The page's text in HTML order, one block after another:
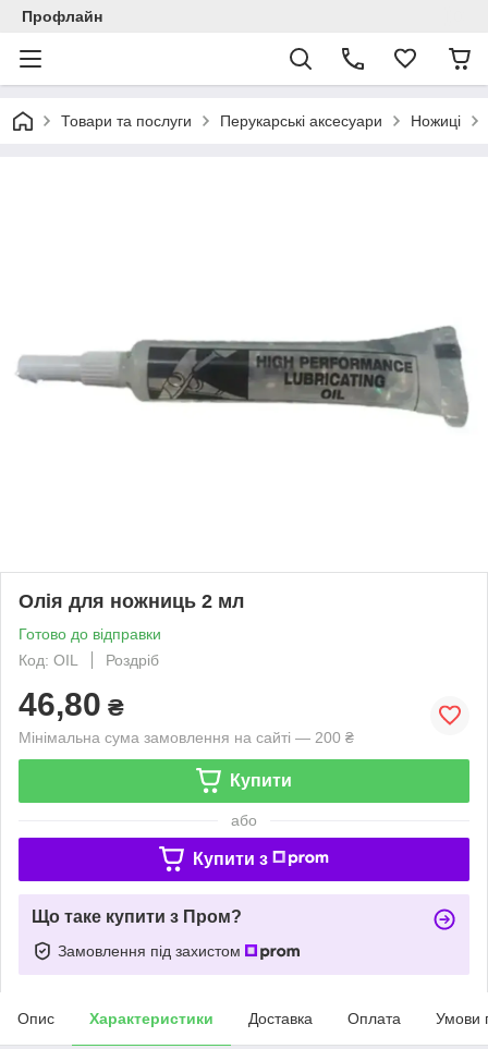
Профлайн
Товари та послуги Перукарські аксесуари Ножиці
Олія для ножниць 2 мл
Готово до відправки
Код: OIL
Роздріб
46,80 ₴
Мінімальна сума замовлення на сайті — 200 ₴
Купити
або
Купити з
Що таке купити з Пром?
Замовлення під захистом
Опис Характеристики Доставка Оплата Умови